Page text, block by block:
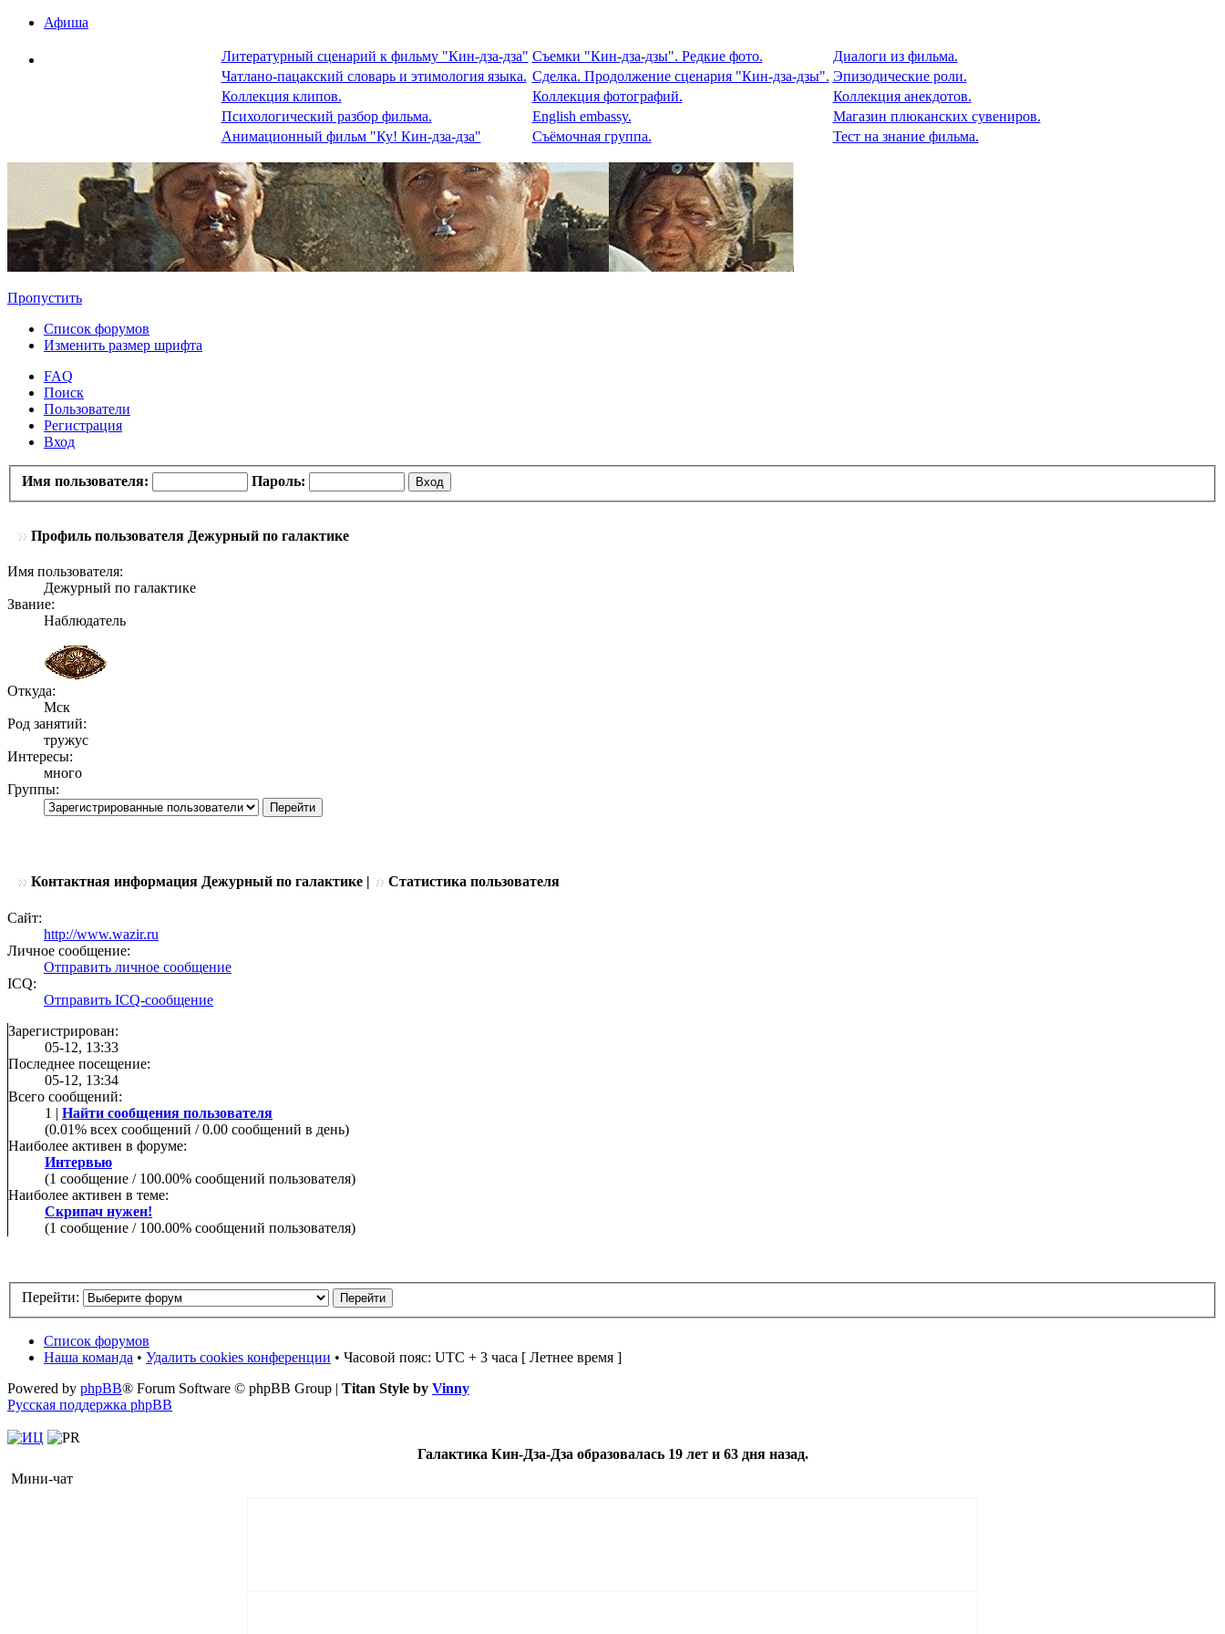
Афиша
Литературный сценарий к фильму "Кин-дза-дза" Съемки "Кин-дза-дзы". Редкие фото.
Диалоги из фильма.
Чатлано-пацакский словарь и этимология языка. Сделка. Продолжение сценария "Кин-дза-дзы". Эпизодические роли.
Коллекция клипов.
Коллекция фотографий.
Коллекция анекдотов.
Психологический разбор фильма.
English embassy.
Магазин плюканских сувениров.
Анимационный фильм "Ку! Кин-дза-дза"
Съёмочная группа. Тест на знание фильма.
Пропустить
Список форумов
Изменить размер шрифта
FAQ
Поиск
Пользователи
Регистрация
Вход
Имя пользователя: Пароль:
Профиль пользователя Дежурный по галактике
Имя пользователя:
Дежурный по галактике
Звание:
Наблюдатель
Откуда:
Мск
Род занятий:
тружус
Интересы:
много
Группы:
Контактная информация Дежурный по галактике | Статистика пользователя
Сайт:
http://www.wazir.ru
Личное сообщение:
Отправить личное сообщение
ICQ:
Отправить ICQ-сообщение
Зарегистрирован:
05-12, 13:33
Последнее посещение:
05-12, 13:34
Всего сообщений:
1 | Найти сообщения пользователя
(0.01% всех сообщений / 0.00 сообщений в день)
Наиболее активен в форуме:
Интервью
(1 сообщение / 100.00% сообщений пользователя)
Наиболее активен в теме:
Скрипач нужен!
(1 сообщение / 100.00% сообщений пользователя)
Перейти:
Список форумов
Наша команда • Удалить cookies конференции • Часовой пояс: UTC + 3 часа [ Летнее время ]
Powered by phpBB® Forum Software © phpBB Group | Titan Style by Vinny
Русская поддержка phpBB
Галактика Кин-Дза-Дза образовалась 19 лет и 63 дня назад.
Мини-чат